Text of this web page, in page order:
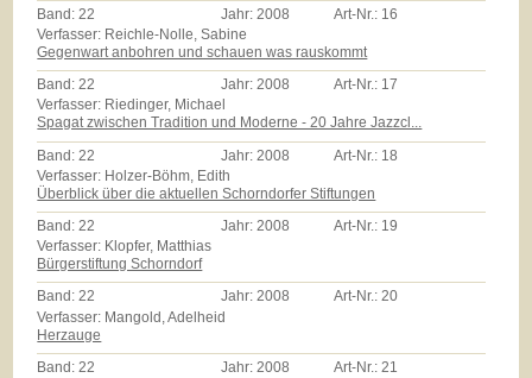
Band: 22 Jahr: 2008 Art-Nr.: 16
Verfasser: Reichle-Nolle, Sabine
Gegenwart anbohren und schauen was rauskommt
Band:22 Jahr:2008 Art-Nr.: 17
Verfasser: Riedinger, Michael
Spagat zwischen Tradition und Moderne - 20 Jahre Jazzcl...
Band: 22 Jahr: 2008 Art-Nr.: 18
Verfasser: Holzer-Böhm, Edith
Überblick über die aktuellen Schorndorfer Stiftungen
Band:22 Jahr:2008 Art-Nr.: 19
Verfasser: Klopfer, Matthias
Bürgerstiftung Schorndorf
Band:22 Jahr:2008 Art-Nr.:20
Verfasser: Mangold, Adelheid
Herzauge
Band:22 Jahr:2008 Art-Nr.:21